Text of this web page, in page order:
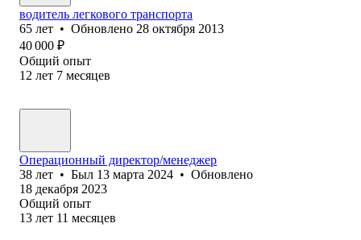
водитель легкового транспорта
65 лет • Обновлено 28 октября 2013
40 000 ₽
Общий опыт
12 лет 7 месяцев
Операционный директор/менеджер
38 лет • Был 13 марта 2024 • Обновлено
18 декабря 2023
Общий опыт
13 лет 11 месяцев